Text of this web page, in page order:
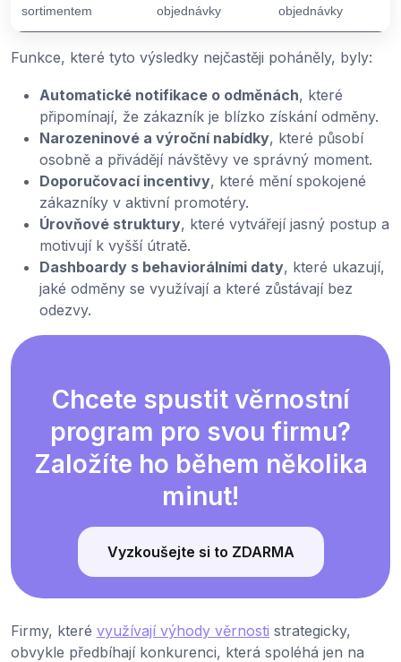
sortimentem
objednávky
objednávky
Funkce, které tyto výsledky nejčastěji poháněly, byly:
Automatické notifikace o odměnách, které
připomínají, že zákazník je blízko získání odměny.
Narozeninové a výroční nabídky, které působí
osobně a přivádějí návštěvy ve správný moment.
Doporučovací incentivy, které mění spokojené
zákazníky v aktivní promotéry.
Úrovňové struktury, které vytvářejí jasný postup a
motivují k vyšší útratě.
Dashboardy s behaviorálními daty, které ukazují,
jaké odměny se využívají a které zůstávají bez
odezvy.
Chcete spustit věrnostní
program pro svou firmu?
Založíte ho během několika
minut!
Vyzkoušejte si to ZDARMA
Firmy, které využívají výhody věrnosti strategicky,
obvykle předbíhají konkurenci, která spoléhá jen na